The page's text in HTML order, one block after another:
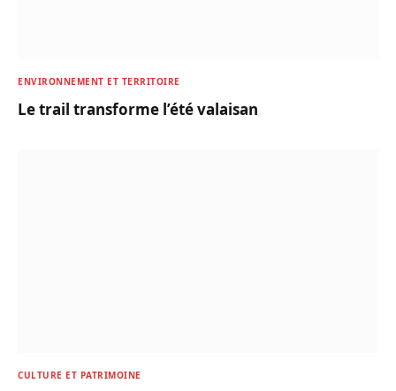
ENVIRONNEMENT ET TERRITOIRE
Le trail transforme l’été valaisan
CULTURE ET PATRIMOINE